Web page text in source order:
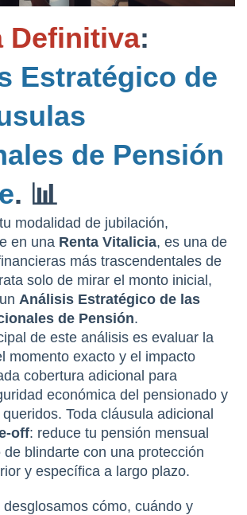
Definitiva
Estratégico de
de Pensión
. 📊
modalidad de jubilación,
en una Renta Vitalicia, es una de
más trascendentales de
solo de mirar el monto inicial,
Análisis Estratégico de las
de Pensión.
de este análisis es evaluar la
momento exacto y el impacto
cobertura adicional para
económica del pensionado y
Toda cláusula adicional
off: reduce tu pensión mensual
de blindarte con una protección
y específica a largo plazo.
cómo, cuándo y